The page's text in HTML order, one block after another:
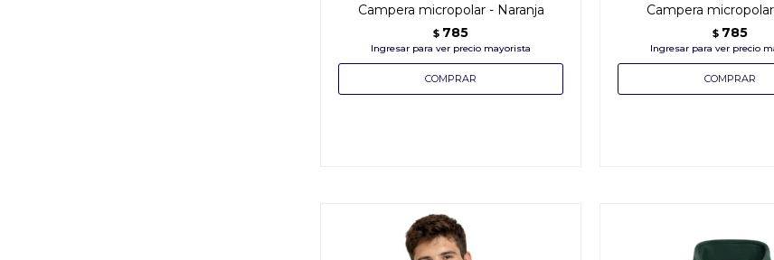
Campera micropolar - Naranja
$ 785
Campera
$ 785